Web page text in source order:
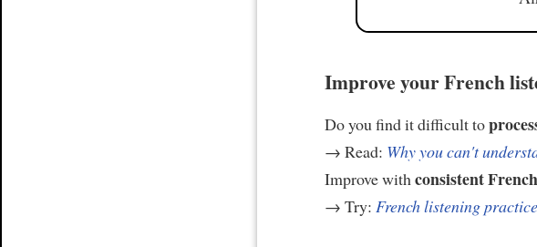
Improve your French
Do you find it difficult to
→ Read: Why you can't
Improve with consistent
→ Try: French listening